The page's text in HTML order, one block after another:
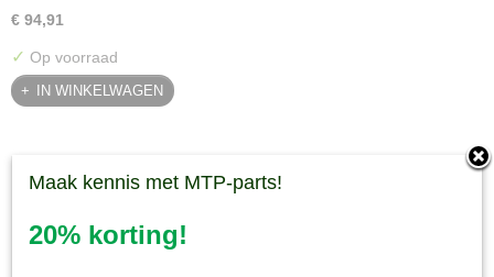
€ 94,91
✓ Op voorraad
IN WINKELWAGEN
Maak kennis met MTP-parts!
20% korting!